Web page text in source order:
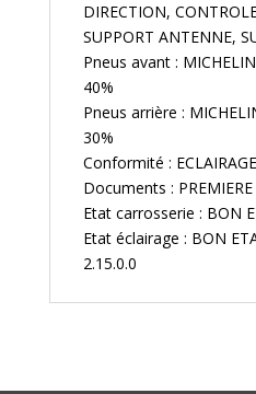
DIRECTION,
SUPPORT ANTENNE,
Pneus avant :
40%
Pneus arrière :
30%
Conformité : ECLAIRAGE
Documents :
Etat carrosserie : BON
Etat éclairage : BON
2.15.0.0